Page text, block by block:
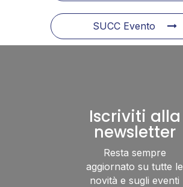
SUCC Evento
Iscriviti alla
newsletter
Resta sempre
aggiornato su tutte le
novità e sugli eventi